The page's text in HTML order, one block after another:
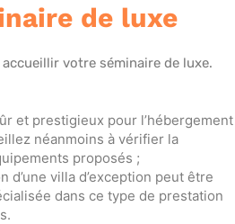
de luxe
votre séminaire de luxe.
et prestigieux pour l’hébergement
néanmoins à vérifier la
proposés ;
villa d’exception peut être
dans ce type de prestation